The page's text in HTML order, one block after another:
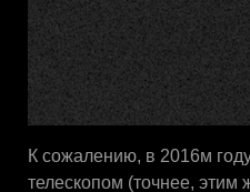
К сожалению, в 2016м
телескопом (точнее, этим